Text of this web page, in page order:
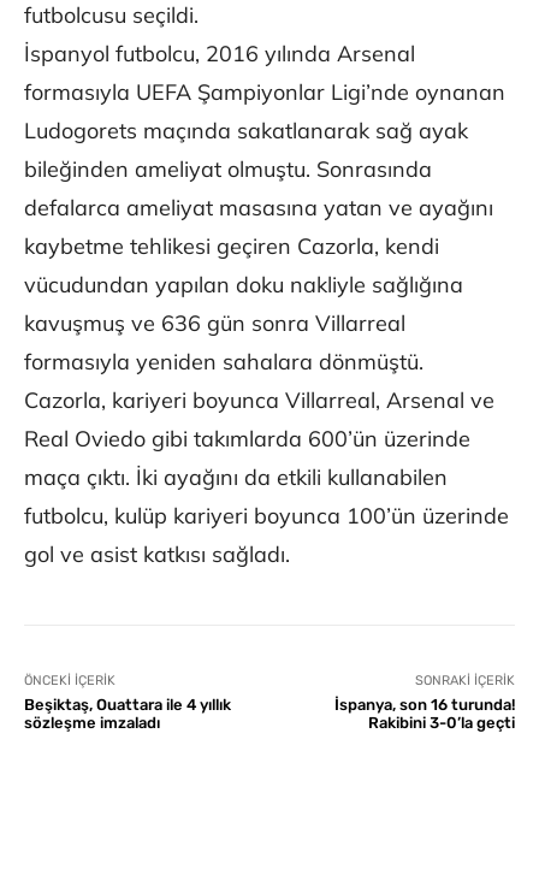
futbolcusu seçildi.
İspanyol futbolcu, 2016 yılında Arsenal
formasıyla UEFA Şampiyonlar Ligi’nde oynanan
Ludogorets maçında sakatlanarak sağ ayak
bileğinden ameliyat olmuştu. Sonrasında
defalarca ameliyat masasına yatan ve ayağını
kaybetme tehlikesi geçiren Cazorla, kendi
vücudundan yapılan doku nakliyle sağlığına
kavuşmuş ve 636 gün sonra Villarreal
formasıyla yeniden sahalara dönmüştü.
Cazorla, kariyeri boyunca Villarreal, Arsenal ve
Real Oviedo gibi takımlarda 600’ün üzerinde
maça çıktı. İki ayağını da etkili kullanabilen
futbolcu, kulüp kariyeri boyunca 100’ün üzerinde
gol ve asist katkısı sağladı.
ÖNCEKI İÇERIK
Beşiktaş, Ouattara ile 4 yıllık
sözleşme imzaladı
SONRAKI İÇERIK
İspanya, son 16 turunda!
Rakibini 3-0’la geçti